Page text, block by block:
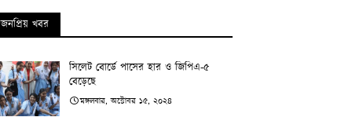
জনপ্রিয় খবর
সিলেট বোর্ডে পাসের হার ও জিপিএ-৫
বেড়েছে
মঙ্গলবার, অক্টোবর ১৫, ২০২৪